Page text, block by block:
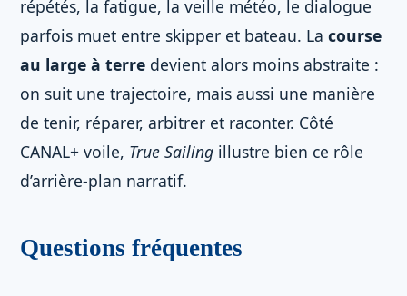
répétés, la fatigue, la veille météo, le dialogue
parfois muet entre skipper et bateau. La course
au large à terre devient alors moins abstraite :
on suit une trajectoire, mais aussi une manière
de tenir, réparer, arbitrer et raconter. Côté
CANAL+ voile, True Sailing illustre bien ce rôle
d’arrière-plan narratif.
Questions fréquentes